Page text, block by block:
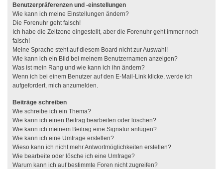
Benutzerpräferenzen und -einstellungen
Wie kann ich meine Einstellungen ändern?
Die Forenuhr geht falsch!
Ich habe die Zeitzone eingestellt, aber die Forenuhr geht immer noch
falsch!
Meine Sprache steht auf diesem Board nicht zur Auswahl!
Wie kann ich ein Bild bei meinem Benutzernamen anzeigen?
Was ist mein Rang und wie kann ich ihn ändern?
Wenn ich bei einem Benutzer auf den E-Mail-Link klicke, werde ich
aufgefordert, mich anzumelden.
Beiträge schreiben
Wie schreibe ich ein Thema?
Wie kann ich einen Beitrag bearbeiten oder löschen?
Wie kann ich meinem Beitrag eine Signatur anfügen?
Wie kann ich eine Umfrage erstellen?
Wieso kann ich nicht mehr Antwortmöglichkeiten erstellen?
Wie bearbeite oder lösche ich eine Umfrage?
Warum kann ich auf bestimmte Foren nicht zugreifen?